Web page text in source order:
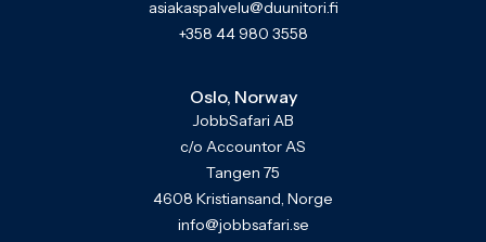
asiakaspalvelu@duunitori.fi
+358 44 980 3558
Oslo, Norway
JobbSafari AB
c/o Accountor AS
Tangen 75
4608 Kristiansand, Norge
info@jobbsafari.se